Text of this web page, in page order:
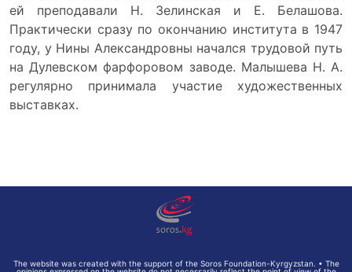
ей преподавали Н. Зелинская и Е. Белашова.
Практически сразу по окончанию института в 1947
году, у Нины Александровны начался трудовой путь
на Дулевском фарфоровом заводе. Малышева Н. А.
регулярно принимала участие художественных
выставках.
The website was created with the support of the Soros Foundation-Kyrgyzstan. • The